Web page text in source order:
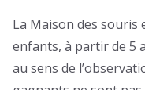
La Maison des
enfants, à partir de 5
au sens de